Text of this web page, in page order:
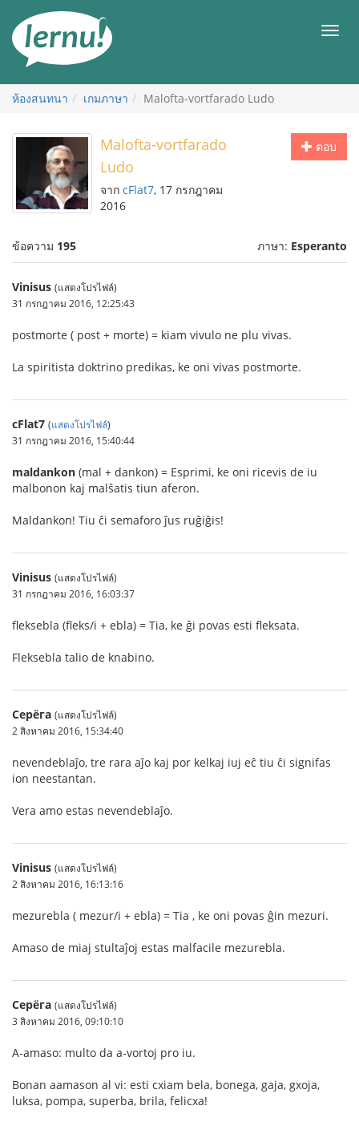
สารบัญ
เมนู
ห้องสนทนา เกมภาษา Malofta-vortfarado Ludo
ตอบ
Malofta-vortfarado
Ludo
จาก cFlat7, 17 กรกฎาคม
2016
ข้อความ 195 ภาษา: Esperanto
Vinisus (แสดงโปรไฟล์)
31 กรกฎาคม 2016, 12:25:43
postmorte ( post + morte) = kiam vivulo ne plu vivas.
La spiritista doktrino predikas, ke oni vivas postmorte.
cFlat7 (แสดงโปรไฟล์)
31 กรกฎาคม 2016, 15:40:44
maldankon (mal + dankon) = Esprimi, ke oni ricevis de iu
malbonon kaj malŝatis tiun aferon.
Maldankon! Tiu ĉi semaforo ĵus ruĝiĝis!
Vinisus (แสดงโปรไฟล์)
31 กรกฎาคม 2016, 16:03:37
fleksebla (fleks/i + ebla) = Tia, ke ĝi povas esti fleksata.
Fleksebla talio de knabino.
Серёга (แสดงโปรไฟล์)
2 สิงหาคม 2016, 15:34:40
nevendeblaĵo, tre rara aĵo kaj por kelkaj iuj eĉ tiu ĉi signifas
ion neestantan.
Vera amo estas nevendeblaĵo.
Vinisus (แสดงโปรไฟล์)
2 สิงหาคม 2016, 16:13:16
mezurebla ( mezur/i + ebla) = Tia , ke oni povas ĝin mezuri.
Amaso de miaj stultaĵoj estas malfacile mezurebla.
Серёга (แสดงโปรไฟล์)
3 สิงหาคม 2016, 09:10:10
A-amaso: multo da a-vortoj pro iu.
Bonan aamason al vi: esti cxiam bela, bonega, gaja, gxoja,
luksa, pompa, superba, brila, felicxa!